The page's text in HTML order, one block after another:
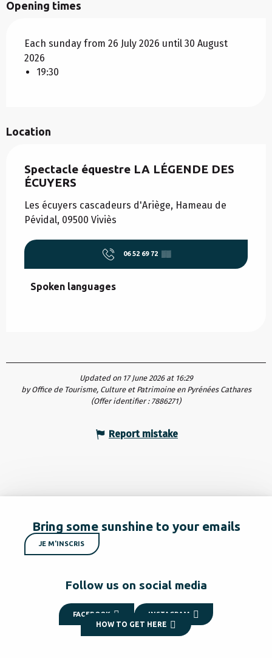
Opening times
Each sunday from 26 July 2026 until 30 August
2026
19:30
Location
Spectacle équestre LA LÉGENDE DES
ÉCUYERS
Les écuyers cascadeurs d'Ariège, Hameau de
Pévidal, 09500 Viviès
06 52 69 72 ▒▒
Spoken languages
Spoken languages
Updated on 17 June 2026 at 16:29
by Office de Tourisme, Culture et Patrimoine en Pyrénées Cathares
(Offer identifier : 7886271)
Report mistake
Bring some sunshine to your emails
JE M'INSCRIS
Follow us on social media
FACEBOOK INSTAGRAM
HOW TO GET HERE